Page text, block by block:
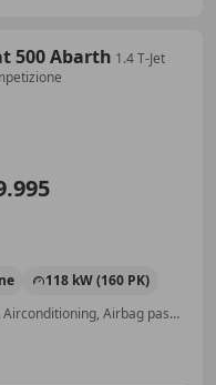
500 Abarth 1.4 T-Jet
118 kW (160 PK)
Alarm, Startonderbreker, Getinte ramen, Airconditioning, Airbag passagier, Spoiler, Radio, Xenon verlichting